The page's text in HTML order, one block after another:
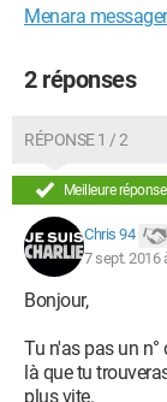
Menara
2 réponses
RÉPONSE 1 / 2
Meilleure réponse
Chris 94
7 sept. 2016
Bonjour,
Tu n'as pas un
là que tu
plus vite.